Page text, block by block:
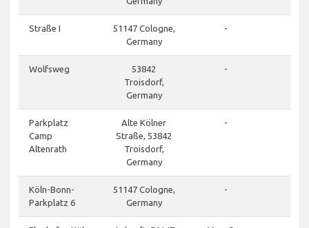
Straße I
51147 Cologne,
Germany
-
Wolfsweg
53842
Troisdorf,
Germany
-
Parkplatz
Camp
Altenrath
Alte Kölner
Straße, 53842
Troisdorf,
Germany
-
Köln-Bonn-
Parkplatz 6
51147 Cologne,
Germany
-